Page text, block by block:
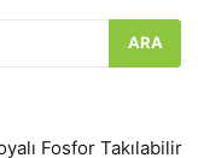
ARA